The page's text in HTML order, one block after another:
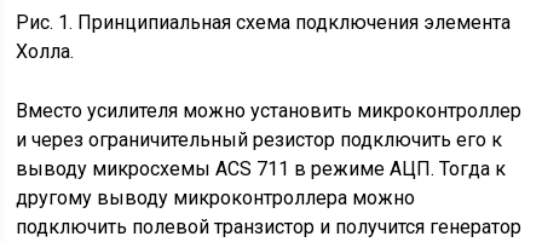
Рис. 1. Принципиальная схема подключения элемента
Холла.
Вместо усилителя можно установить микроконтроллер
и через ограничительный резистор подключить его к
выводу микросхемы ACS 711 в режиме АЦП. Тогда к
другому выводу микроконтроллера можно
подключить полевой транзистор и получится генератор